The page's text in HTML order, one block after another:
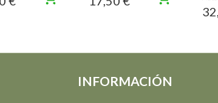
INFORMACIÓN